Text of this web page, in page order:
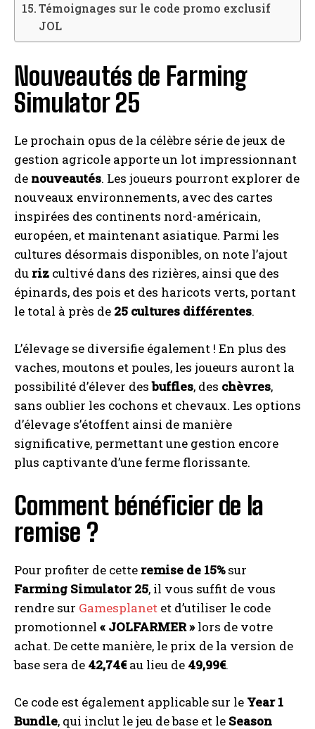
Témoignages sur le code promo exclusif
JOL
Nouveautés de Farming
Simulator 25
Le prochain opus de la célèbre série de jeux de
gestion agricole apporte un lot impressionnant
de nouveautés. Les joueurs pourront explorer de
nouveaux environnements, avec des cartes
inspirées des continents nord-américain,
européen, et maintenant asiatique. Parmi les
cultures désormais disponibles, on note l’ajout
du riz cultivé dans des rizières, ainsi que des
épinards, des pois et des haricots verts, portant
le total à près de 25 cultures différentes.
L’élevage se diversifie également ! En plus des
vaches, moutons et poules, les joueurs auront la
possibilité d’élever desbuffles, des chèvres,
sans oublier les cochons et chevaux. Les options
d’élevage s’étoffent ainsi de manière
significative, permettant une gestion encore
plus captivante d’une ferme florissante.
Comment bénéficier de la
remise ?
Pour profiter de cette remise de 15%sur
Farming Simulator 25, il vous suffit de vous
rendre sur Gamesplanet et d’utiliser le code
promotionnel « JOLFARMER »lors de votre
achat. De cette manière, le prix de la version de
base sera de 42,74€au lieu de 49,99€.
Ce code est également applicable sur le Year 1
Bundle, qui inclut le jeu de base et le Season